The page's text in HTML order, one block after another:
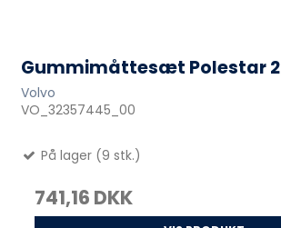
Gummimåttesæt Polestar 2
Volvo
VO_32357445_00
På lager (9 stk.)
741,16 DKK